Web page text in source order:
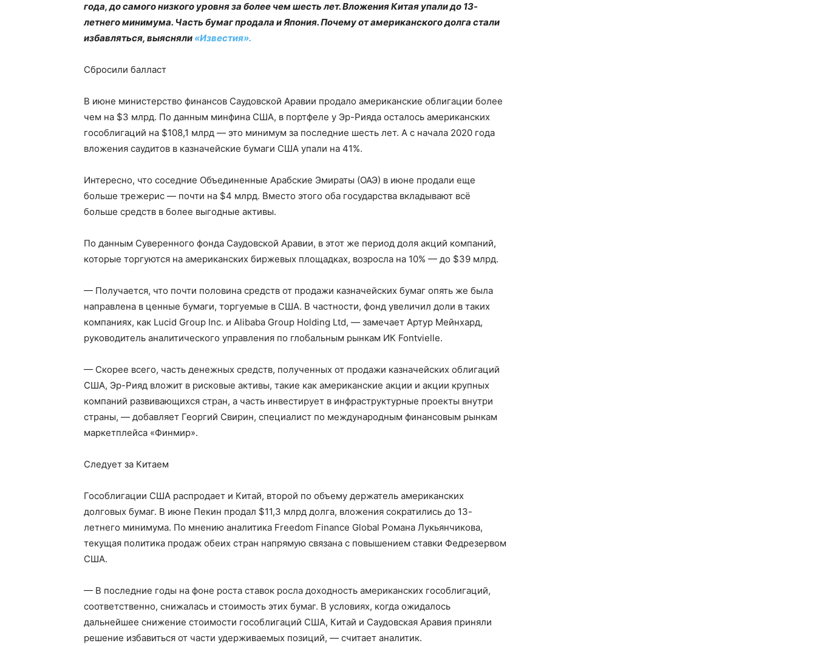
года, до самого низкого уровня за более чем шесть лет. Вложения Китая упали до 13-
летнего минимума. Часть бумаг продала и Япония. Почему от американского долга стали
избавляться, выясняли «Известия».
Сбросили балласт
В июне министерство финансов Саудовской Аравии продало американские облигации более
чем на $3 млрд. По данным минфина США, в портфеле у Эр-Рияда осталось американских
гособлигаций на $108,1 млрд — это минимум за последние шесть лет. А с начала 2020 года
вложения саудитов в казначейские бумаги США упали на 41%.
Интересно, что соседние Объединенные Арабские Эмираты (ОАЭ) в июне продали еще
больше трежерис — почти на $4 млрд. Вместо этого оба государства вкладывают всё
больше средств в более выгодные активы.
По данным Суверенного фонда Саудовской Аравии, в этот же период доля акций компаний,
которые торгуются на американских биржевых площадках, возросла на 10% — до $39 млрд.
— Получается, что почти половина средств от продажи казначейских бумаг опять же была
направлена в ценные бумаги, торгуемые в США. В частности, фонд увеличил доли в таких
компаниях, как Lucid Group Inc. и Alibaba Group Holding Ltd, — замечает Артур Мейнхард,
руководитель аналитического управления по глобальным рынкам ИК Fontvielle.
— Скорее всего, часть денежных средств, полученных от продажи казначейских облигаций
США, Эр-Рияд вложит в рисковые активы, такие как американские акции и акции крупных
компаний развивающихся стран, а часть инвестирует в инфраструктурные проекты внутри
страны, — добавляет Георгий Свирин, специалист по международным финансовым рынкам
маркетплейса «Финмир».
Следует за Китаем
Гособлигации США распродает и Китай, второй по объему держатель американских
долговых бумаг. В июне Пекин продал $11,3 млрд долга, вложения сократились до 13-
летнего минимума. По мнению аналитика Freedom Finance Global Романа Лукьянчикова,
текущая политика продаж обеих стран напрямую связана с повышением ставки Федрезервом
США.
— В последние годы на фоне роста ставок росла доходность американских гособлигаций,
соответственно, снижалась и стоимость этих бумаг. В условиях, когда ожидалось
дальнейшее снижение стоимости гособлигаций США, Китай и Саудовская Аравия приняли
решение избавиться от части удерживаемых позиций, — считает аналитик.